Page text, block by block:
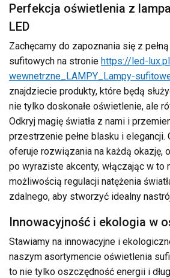
Perfekcja oświetlenia z
LED
Zachęcamy do zapoznania się z
sufitowych na stronie https://led-
wewnetrzne_LAMPY_Lampy-
znajdziecie produkty, które będą
nie tylko doskonałe oświetlenie, ale
Odkryj magię światła z nami i
przestrzenie pełne blasku i
oferuje rozwiązania na każdą okazję,
po wyraziste akcenty, włączając w to
możliwością regulacji natężenia
zdalnego, aby stworzyć idealny
Innowacyjność i ekologia w
Stawiamy na innowacyjne i
naszym asortymencie oświetlenia
to nie tylko oszczędność energii i